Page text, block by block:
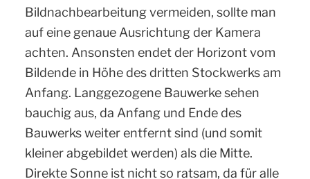
Bildnachbearbeitung vermeiden, sollte man
auf eine genaue Ausrichtung der Kamera
achten. Ansonsten endet der Horizont vom
Bildende in Höhe des dritten Stockwerks am
Anfang. Langgezogene Bauwerke sehen
bauchig aus, da Anfang und Ende des
Bauwerks weiter entfernt sind (und somit
kleiner abgebildet werden) als die Mitte.
Direkte Sonne ist nicht so ratsam, da für alle